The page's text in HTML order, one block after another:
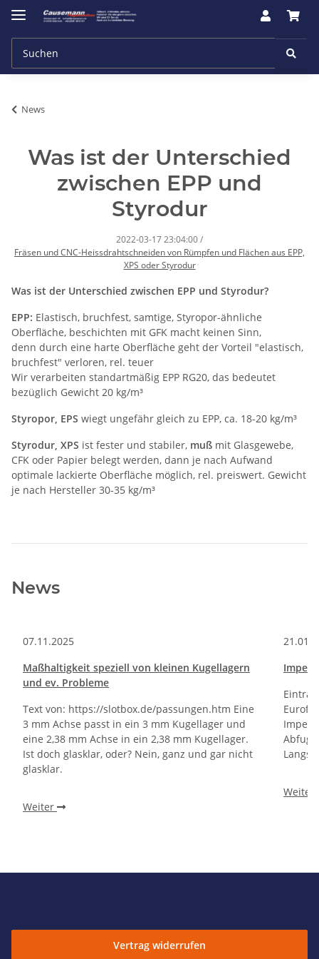
News
Was ist der Unterschied
zwischen EPP und
Styrodur
2022-03-17 23:04:00/
Fräsen und CNC-Heissdrahtschneiden von Rümpfen und Flächen aus EPP,
XPS oder Styrodur
Was ist der Unterschied zwischen EPP und Styrodur?
EPP: Elastisch, bruchfest, samtige, Styropor-ähnliche
Oberfläche, beschichten mit GFK macht keinen Sinn,
denn durch eine harte Oberfläche geht der Vorteil "elastisch,
bruchfest" verloren, rel. teuer
Wir verarbeiten standartmäßig EPP RG20, das bedeutet
bezüglich Gewicht 20 kg/m³
Styropor, EPS wiegt ungefähr gleich zu EPP, ca. 18-20 kg/m³
Styrodur, XPS ist fester und stabiler, muß mit Glasgewebe,
CFK oder Papier belegt werden, dann je nach Aufwand
optimale lackierte Oberfläche möglich, rel. preiswert. Gewicht
je nach Hersteller 30-35 kg/m³
News
07.11.2025
Maßhaltigkeit speziell von kleinen Kugellagern
und ev. Probleme
Text von: https://slotbox.de/passungen.htm Eine
3 mm Achse passt in ein 3 mm Kugellager und
eine 2,38 mm Achse in ein 2,38 mm Kugellager.
Ist doch glasklar, oder? Nein, ganz und gar nicht
glasklar.
Weiter
Weiter
Vertrag widerrufen